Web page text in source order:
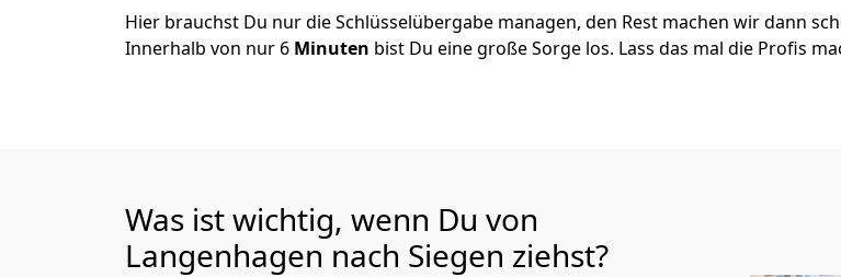
Hier brauchst Du nur die Schlüsselübergabe managen, den Rest machen wir dann
Innerhalb von nur 6 Minuten bist Du eine große Sorge los. Lass das mal die Profis
Was ist wichtig, wenn Du von
Langenhagen nach Siegen ziehst?